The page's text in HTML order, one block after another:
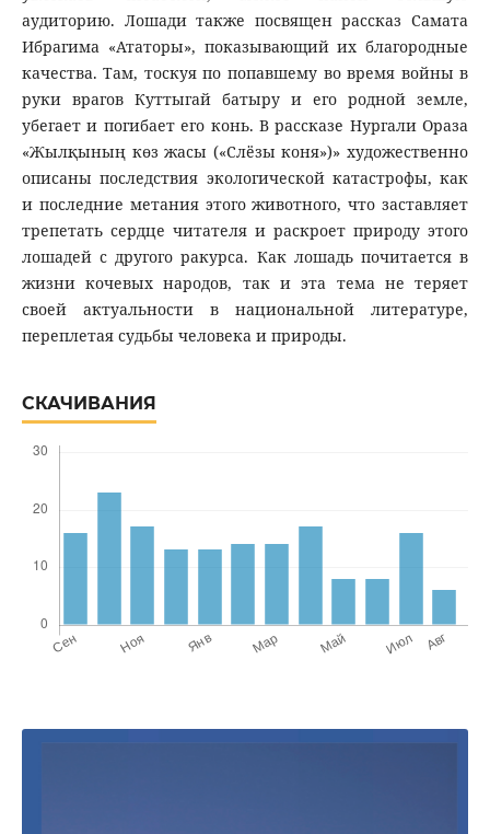
аудиторию. Лошади также посвящен рассказ Самата
Ибрагима «Ататоры», показывающий их благородные
качества. Там, тоскуя по попавшему во время войны в
руки врагов Куттыгай батыру и его родной земле,
убегает и погибает его конь. В рассказе Нургали Ораза
«Жылқының көз жасы («Слёзы коня»)» художественно
описаны последствия экологической катастрофы, как
и последние метания этого животного, что заставляет
трепетать сердце читателя и раскроет природу этого
лошадей с другого ракурса. Как лошадь почитается в
жизни кочевых народов, так и эта тема не теряет
своей актуальности в национальной литературе,
переплетая судьбы человека и природы.
СКАЧИВАНИЯ